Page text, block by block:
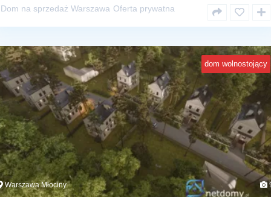
Dom na sprzedaż Warszawa Oferta prywatna
dom wolnostojący
Warszawa Młociny